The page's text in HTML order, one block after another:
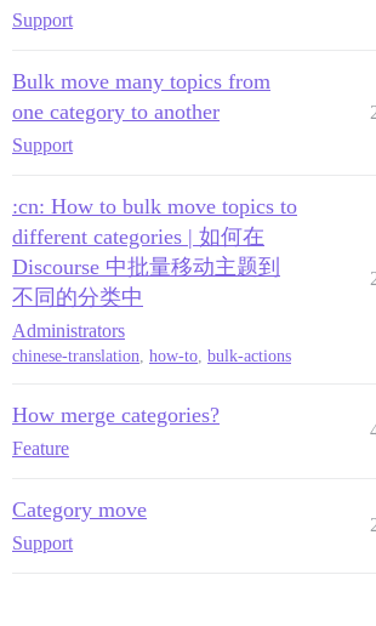
Support
Bulk move many topics from
one category to another
Support
:cn: How to bulk move topics to
different categories | 如何在
Discourse 中批量移动主题到
不同的分类中
Administrators
chinese-translation how-to bulk-actions
How merge categories?
Feature
Category move
Support